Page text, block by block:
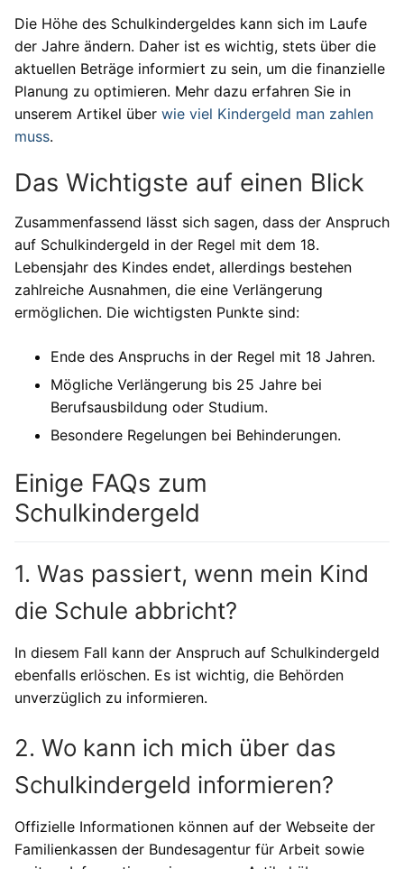
Die Höhe des Schulkindergeldes kann sich im Laufe
der Jahre ändern. Daher ist es wichtig, stets über die
aktuellen Beträge informiert zu sein, um die finanzielle
Planung zu optimieren. Mehr dazu erfahren Sie in
unserem Artikel über wie viel Kindergeld man zahlen
muss.
Das Wichtigste auf einen Blick
Zusammenfassend lässt sich sagen, dass der Anspruch
auf Schulkindergeld in der Regel mit dem 18.
Lebensjahr des Kindes endet, allerdings bestehen
zahlreiche Ausnahmen, die eine Verlängerung
ermöglichen. Die wichtigsten Punkte sind:
Ende des Anspruchs in der Regel mit 18 Jahren.
Mögliche Verlängerung bis 25 Jahre bei
Berufsausbildung oder Studium.
Besondere Regelungen bei Behinderungen.
Einige FAQs zum
Schulkindergeld
1. Was passiert, wenn mein Kind
die Schule abbricht?
In diesem Fall kann der Anspruch auf Schulkindergeld
ebenfalls erlöschen. Es ist wichtig, die Behörden
unverzüglich zu informieren.
2. Wo kann ich mich über das
Schulkindergeld informieren?
Offizielle Informationen können auf der Webseite der
Familienkassen der Bundesagentur für Arbeit sowie